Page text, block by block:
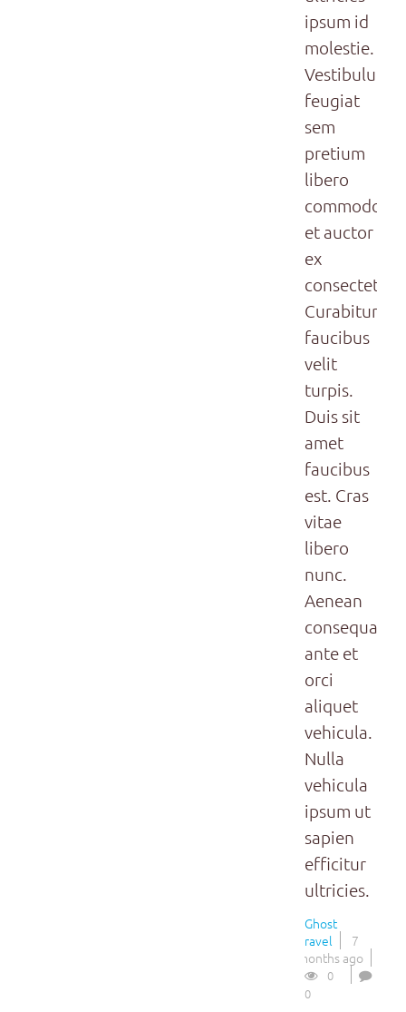
ipsum id
molestie.
Vestibulum
feugiat
sem
pretium
libero
commodo,
et auctor
ex
consectetur.
Curabitur
faucibus
velit
turpis.
Duis sit
amet
faucibus
est. Cras
vitae
libero
nunc.
Aenean
consequat
ante et
orci
aliquet
vehicula.
Nulla
vehicula
ipsum ut
sapien
efficitur
ultricies.
Ghost
Travel
7
months ago
0
0